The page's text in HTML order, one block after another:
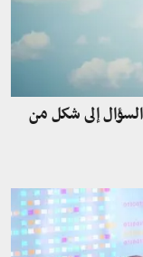
إلى شكل من